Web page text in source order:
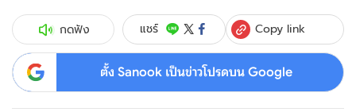
กดฟัง แชร์ Copy link
ตั้ง Sanook เป็นข่าวโปรดบน Google